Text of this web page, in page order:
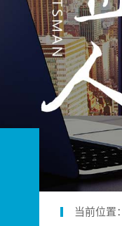
当前位置：